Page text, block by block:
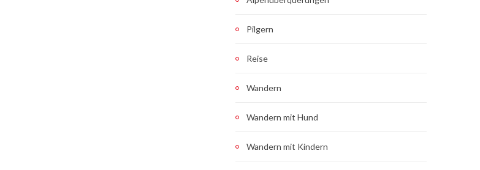
Pilgern
Reise
Wandern
Wandern mit Hund
Wandern mit Kindern